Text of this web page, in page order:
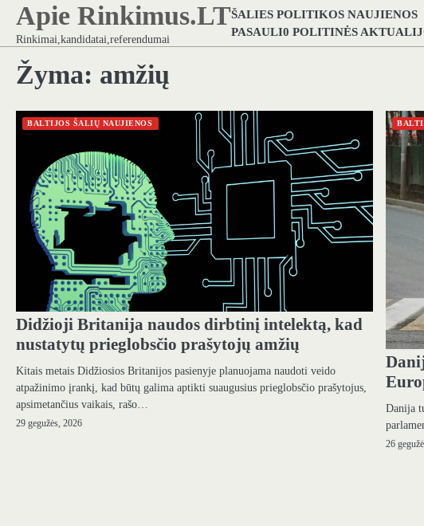
Skip
content
Apie Rinkimus.LT
Rinkimai,kandidatai,referendumai
ŠALIES POLITIKOS NAUJIENOS
PASAULI0 POLITINĖS
Žyma: amžių
BALTIJOS ŠALIŲ NAUJIENOS
Didžioji Britanija naudos dirbtinį intelektą, kad
nustatytų prieglobsčio prašytojų amžių
Kitais metais Didžiosios Britanijos pasienyje planuojama naudoti veido
atpažinimo įrankį, kad būtų galima aptikti suaugusius prieglobsčio prašytojus,
apsimetančius vaikais, rašo…
29 gegužės, 2026
Danija
26